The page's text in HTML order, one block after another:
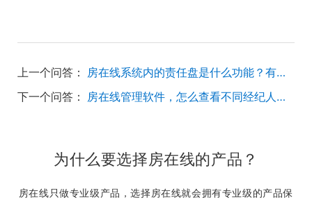
上一个问答：
房在线系统内的责任盘是什么功能？有什么用处？
下一个问答：
房在线管理软件，怎么查看不同经纪人的总录入条数？
为什么要选择房在线的产品？
房在线只做专业级产品，选择房在线就会拥有专业级的产品保